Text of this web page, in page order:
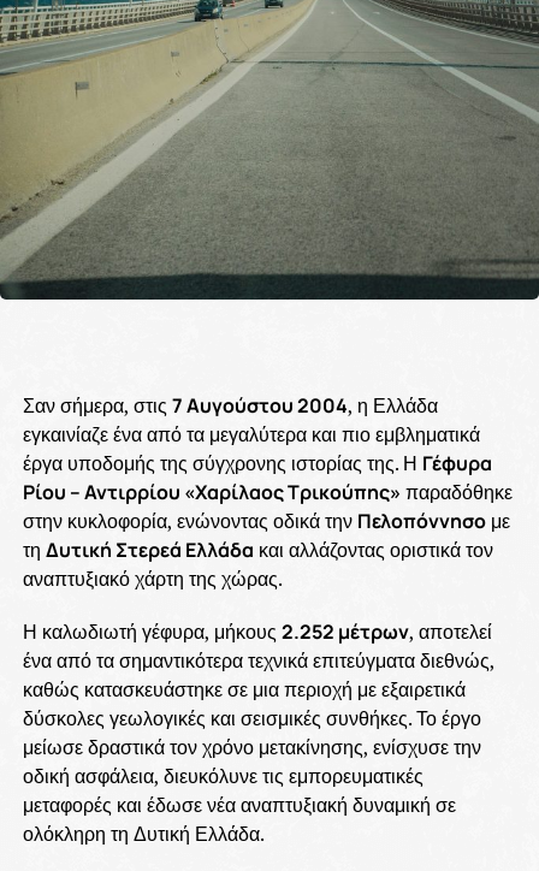
Σαν σήμερα, στις 7 Αυγούστου 2004, η Ελλάδα
εγκαινίαζε ένα από τα μεγαλύτερα και πιο εμβληματικά
έργα υποδομής της σύγχρονης ιστορίας της. Η Γέφυρα
Ρίου – Αντιρρίου «Χαρίλαος Τρικούπης» παραδόθηκε
στην κυκλοφορία, ενώνοντας οδικά την Πελοπόννησομε
τη Δυτική Στερεά Ελλάδα και αλλάζοντας οριστικά τον
αναπτυξιακό χάρτη της χώρας.
Η καλωδιωτή γέφυρα, μήκους 2.252 μέτρων, αποτελεί
ένα από τα σημαντικότερα τεχνικά επιτεύγματα διεθνώς,
καθώς κατασκευάστηκε σε μια περιοχή με εξαιρετικά
δύσκολες γεωλογικές και σεισμικές συνθήκες. Το έργο
μείωσε δραστικά τον χρόνο μετακίνησης, ενίσχυσε την
οδική ασφάλεια, διευκόλυνε τις εμπορευματικές
μεταφορές και έδωσε νέα αναπτυξιακή δυναμική σε
ολόκληρη τη Δυτική Ελλάδα.